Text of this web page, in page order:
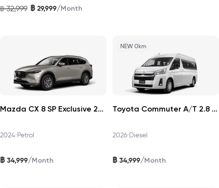
฿ 32,999 ฿ 29,999/Month
Mazda CX 8 SP Exclusive 2024
2024•Petrol
฿ 34,999/Month
NEW 0km
Toyota Commuter A/T 2.8 2026
2026•Diesel
฿ 34,999/Month